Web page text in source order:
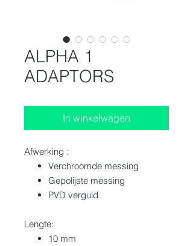
ALPHA 1
ADAPTORS
In winkelwagen
Afwerking :
Verchroomde messing
Gepolijste messing
PVD verguld
Lengte:
10 mm